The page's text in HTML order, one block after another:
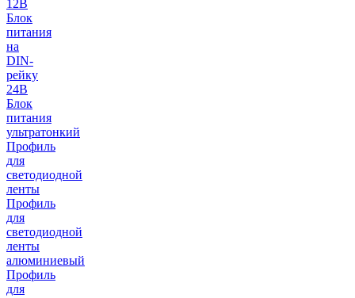
12В
Блок
питания
на
DIN-
рейку
24В
Блок
питания
ультратонкий
Профиль
для
светодиодной
ленты
Профиль
для
светодиодной
ленты
алюминиевый
Профиль
для